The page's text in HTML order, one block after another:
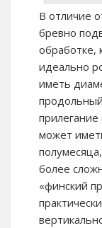
В отличие
бревно
обработке,
идеально
иметь
прилегание
может
более
«финский